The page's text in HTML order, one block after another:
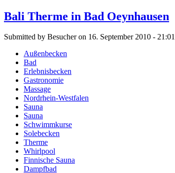
Bali Therme in Bad Oeynhausen
Submitted by Besucher on 16. September 2010 - 21:01
Außenbecken
Bad
Erlebnisbecken
Gastronomie
Massage
Nordrhein-Westfalen
Sauna
Sauna
Schwimmkurse
Solebecken
Therme
Whirlpool
Finnische Sauna
Dampfbad